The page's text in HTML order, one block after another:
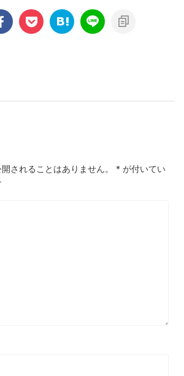
されることはありません。 * が付いてい